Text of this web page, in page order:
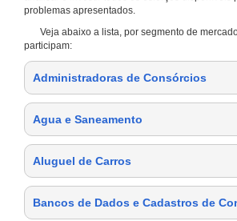
problemas apresentados.
Veja abaixo a lista, por segmento de
participam:
Administradoras de Consórcios
Agua e Saneamento
Aluguel de Carros
Bancos de Dados e Cadastros de